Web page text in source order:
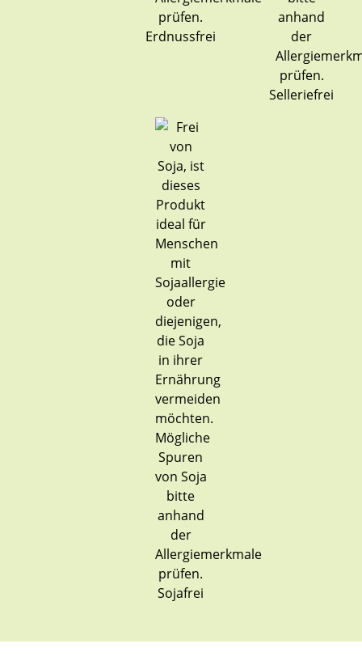
Erdnussfrei
Selleriefrei
Sojafrei